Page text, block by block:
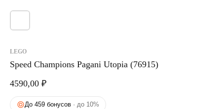
Speed Champions Pagani Utopia (76915)
LEGO
4590,00 ₽
До 459 бонусов · до 10%